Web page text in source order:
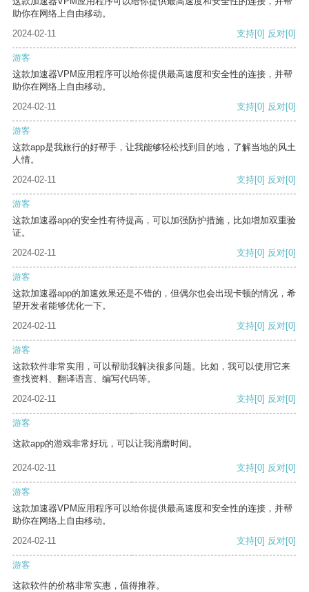
助你在网络上自由移动。
2024-02-11
支持[0] 反对[0]
游客
这款加速器VPM应用程序可以给你提供最高速度和安全性的连接，并帮
助你在网络上自由移动。
2024-02-11
支持[0] 反对[0]
游客
这款app是我旅行的好帮手，让我能够轻松找到目的地，了解当地的风土
人情。
2024-02-11
支持[0] 反对[0]
游客
这款加速器app的安全性有待提高，可以加强防护措施，比如增加双重验
证。
2024-02-11
支持[0] 反对[0]
游客
这款加速器app的加速效果还是不错的，但偶尔也会出现卡顿的情况，希
望开发者能够优化一下。
2024-02-11
支持[0] 反对[0]
游客
这款软件非常实用，可以帮助我解决很多问题。比如，我可以使用它来
查找资料、翻译语言、编写代码等。
2024-02-11
支持[0] 反对[0]
游客
这款app的游戏非常好玩，可以让我消磨时间。
2024-02-11 支持[0] 反对[0]
游客
这款加速器VPM应用程序可以给你提供最高速度和安全性的连接，并帮
助你在网络上自由移动。
2024-02-11
支持[0] 反对[0]
游客
这款软件的价格非常实惠，值得推荐。